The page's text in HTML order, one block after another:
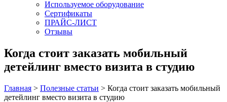
Используемое оборудование
Сертификаты
ПРАЙС-ЛИСТ
Отзывы
Когда стоит заказать мобильный
детейлинг вместо визита в студию
Главная > Полезные статьи > Когда стоит заказать мобильный
детейлинг вместо визита в студию